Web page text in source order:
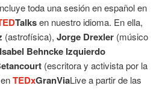
toda una sesión en español en
Talksen nuestro idioma. En ella,
(astrofísica), Jorge Drexler (músico
Isabel Behncke Izquierdo
(escritora y activista por la
TEDxGranViaLive a partir de las